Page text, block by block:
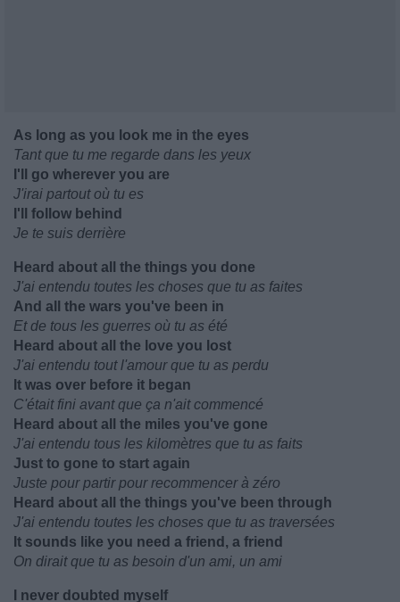
As long as you look me in the eyes
Tant que tu me regarde dans les yeux
I'll go wherever you are
J'irai partout où tu es
I'll follow behind
Je te suis derrière
Heard about all the things you done
J'ai entendu toutes les choses que tu as faites
And all the wars you've been in
Et de tous les guerres où tu as été
Heard about all the love you lost
J'ai entendu tout l'amour que tu as perdu
It was over before it began
C'était fini avant que ça n'ait commencé
Heard about all the miles you've gone
J'ai entendu tous les kilomètres que tu as faits
Just to gone to start again
Juste pour partir pour recommencer à zéro
Heard about all the things you've been through
J'ai entendu toutes les choses que tu as traversées
It sounds like you need a friend, a friend
On dirait que tu as besoin d'un ami, un ami
I never doubted myself